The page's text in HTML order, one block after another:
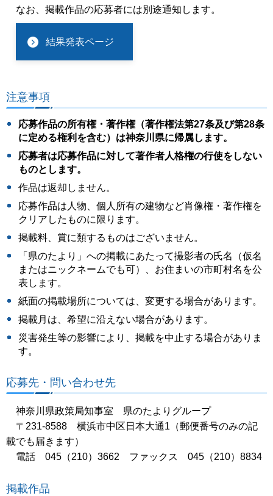
なお、掲載作品の応募者には別途通知します。
結果発表ページ
注意事項
応募作品の所有権・著作権（著作権法第27条及び第28条
に定める権利を含む）は神奈川県に帰属します。
応募者は応募作品に対して著作者⼈格権の⾏使をしない
ものとします。
作品は返却しません。
応募作品は⼈物、個⼈所有の建物など肖像権・著作権を
クリアしたものに限ります。
掲載料、賞に類するものはございません。
「県のたより」への掲載にあたって撮影者の⽒名（仮名
またはニックネームでも可）、お住まいの市町村名を公
表します。
紙⾯の掲載場所については、変更する場合があります。
掲載月は、希望に沿えない場合があります。
災害発⽣等の影響により、掲載を中⽌する場合がありま
す。
応募先・問い合わせ先
神奈川県政策局知事室 県のたよりグループ
〒231-8588 横浜市中区⽇本⼤通1（郵便番号のみの記
載でも届きます）
電話 045（210）3662 ファックス 045（210）8834
掲載作品